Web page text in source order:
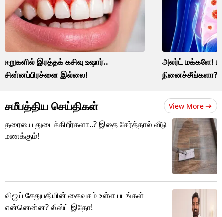
ஈறுகளில் இரத்தக் கசிவு உஷார்..
சின்னப்பிரச்னை இல்லை!
அலர்ட் மக்களே!
நினைச்சீங்களா?
சமீபத்திய செய்திகள் View More
தரையை துடைக்கிறீர்களா..? இதை சேர்த்தால் வீடு
மணக்கும்!
விஜய் சேதுபதியின் கைவசம் உள்ள படங்கள்
என்னென்ன? லிஸ்ட் இதோ!